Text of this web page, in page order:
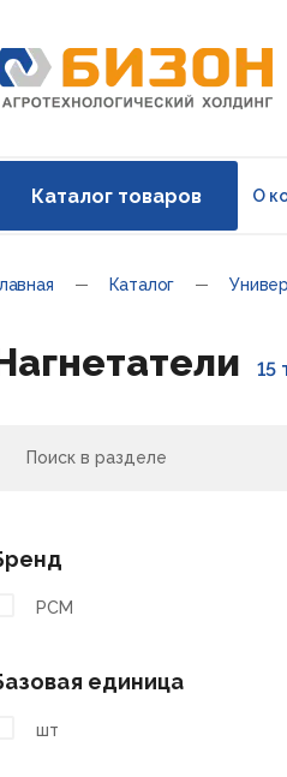
Каталог товаров О
Каталог
15
РСМ
единица
шт